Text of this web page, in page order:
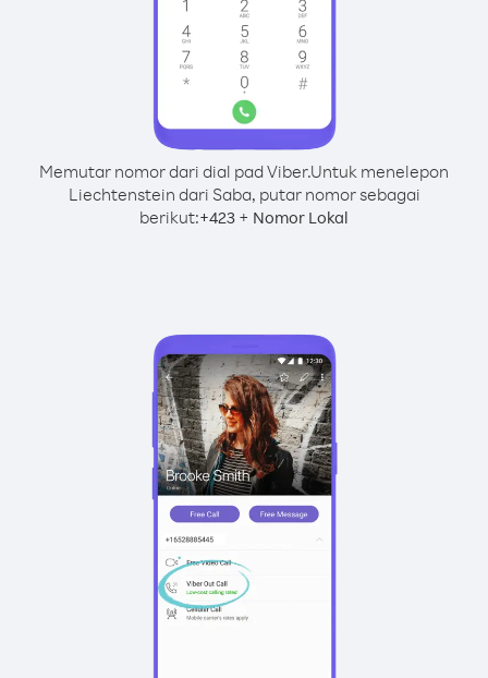
Memutar nomor dari dial pad Viber.Untuk menelepon
Liechtenstein dari Saba, putar nomor sebagai
berikut:+423 + Nomor Lokal